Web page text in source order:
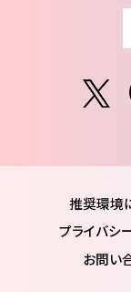
推奨環境
プライバシ
お問い